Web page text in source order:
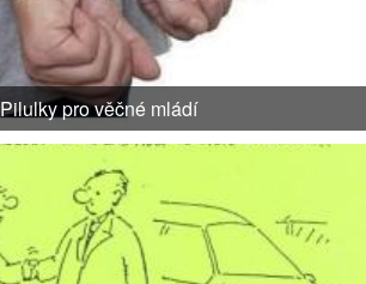
Pilulky pro věčné mládí